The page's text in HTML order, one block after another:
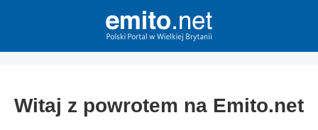
Witaj z powrotem na Emito.net